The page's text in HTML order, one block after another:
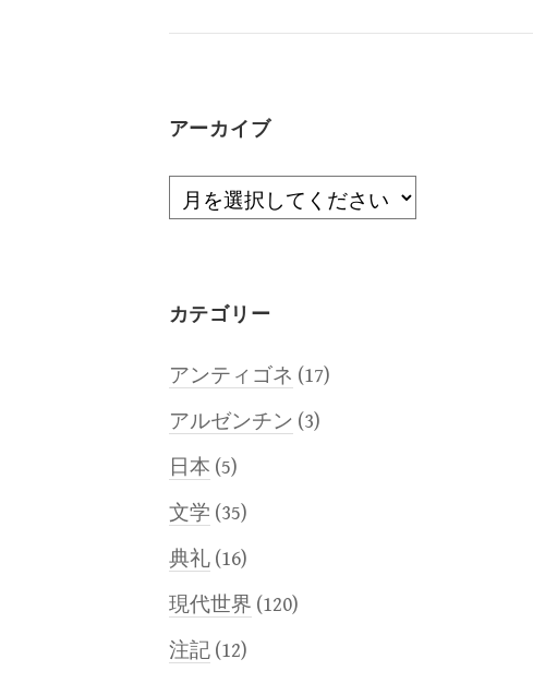
アーカイブ
ア
ー
ブ
カテゴリー
アンティゴネ (17)
アルゼンチン (3)
日本 (5)
文学 (35)
典礼(16)
現代世界 (120)
注記(12)